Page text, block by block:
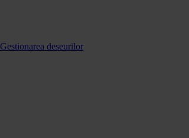
Gestionarea deseurilor